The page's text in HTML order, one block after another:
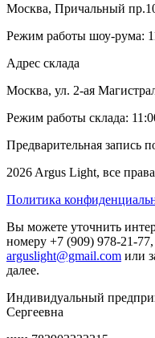
Москва, Причальный
Режим работы шоу-рума:
Адрес склада
Москва, ул. 2-ая
Режим работы склада:
Предварительная запись
2026 Argus Light, все
Политика
Вы можете уточнить
номеру +7 (909) 978-21-
arguslight@gmail.com или
далее.
Индивидуальный
Сергеевна